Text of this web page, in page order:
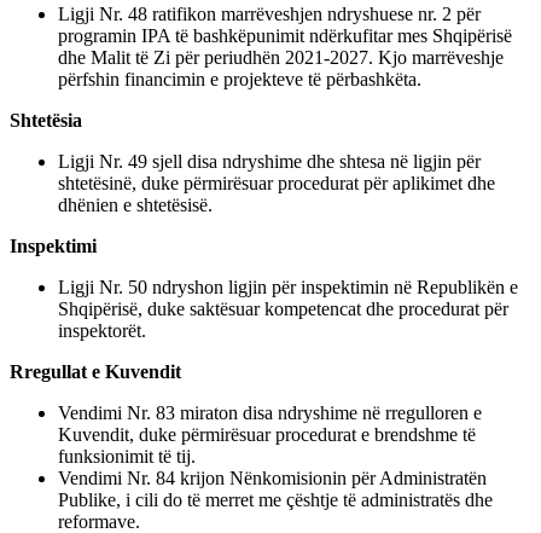
Ligji Nr. 48 ratifikon marrëveshjen ndryshuese nr. 2 për
programin IPA të bashkëpunimit ndërkufitar mes Shqipërisë
dhe Malit të Zi për periudhën 2021-2027. Kjo marrëveshje
përfshin financimin e projekteve të përbashkëta.
Shtetësia
Ligji Nr. 49 sjell disa ndryshime dhe shtesa në ligjin për
shtetësinë, duke përmirësuar procedurat për aplikimet dhe
dhënien e shtetësisë.
Inspektimi
Ligji Nr. 50 ndryshon ligjin për inspektimin në Republikën e
Shqipërisë, duke saktësuar kompetencat dhe procedurat për
inspektorët.
Rregullat e Kuvendit
Vendimi Nr. 83 miraton disa ndryshime në rregulloren e
Kuvendit, duke përmirësuar procedurat e brendshme të
funksionimit të tij.
Vendimi Nr. 84 krijon Nënkomisionin për Administratën
Publike, i cili do të merret me çështje të administratës dhe
reformave.